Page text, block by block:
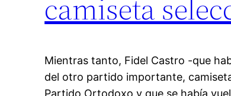
camiseta
Mientras tanto, Fidel Castro -que
del otro partido importante,